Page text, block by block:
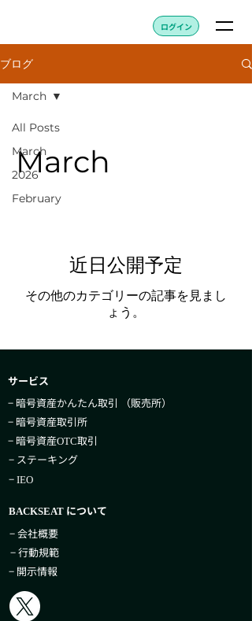
ログイン
ブログ
All Posts
March
2026
February
March
March
近日公開予定
その他のカテゴリーの記事を見まし
ょう。
サービス
− 暗号資産かんたん取引​ （販売所）
− 暗号資産取引所
− 暗号資産OTC取引
− ステーキング
− IEO
BACKSEAT について
− 会社概要
− 行動規範
− 開示情報